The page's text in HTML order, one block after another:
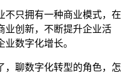
不只拥有一种商业模式，在
业创新，不断提升企业活
数字化增长。
，聊数字化转型的角色，怎